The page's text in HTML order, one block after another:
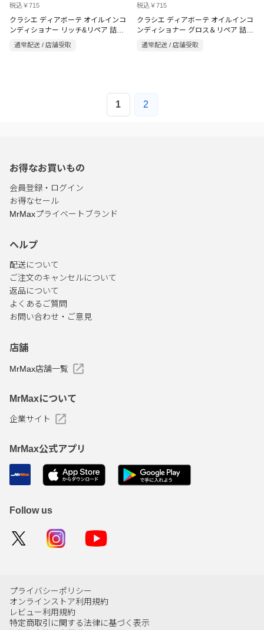
税込￥715
クラシエ ディアボーテ オイルインコ
ンディショナー リッチ&リペア 詰替
通常配送 / 店舗受取
税込￥715
クラシエ ディアボーテ オイルインコ
ンディショナー グロス＆リペア 詰替
用 400g
通常配送 / 店舗受取
1 2
お得なお買いもの
会員登録・ログイン
お得なセール
MrMaxプライベートブランド
ヘルプ
配送について
ご注文のキャンセルについて
返品について
よくあるご質問
お問い合わせ・ご意見
店舗
MrMax店舗一覧
MrMaxについて
企業サイト
MrMax公式アプリ
Follow us
プライバシーポリシー
オンラインストア利用規約
レビュー利用規約
特定商取引に関する法律に基づく表示